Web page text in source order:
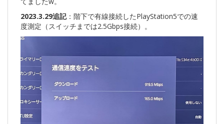
2023.3.29追記：階下で有線接続したPlayStation5での速
度測定（スイッチまでは2.5Gbps接続）。